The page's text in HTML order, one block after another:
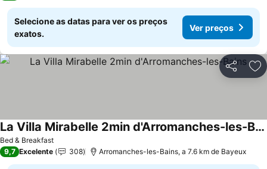
Selecione as datas para ver os preços
exatos.
Ver preços
Partilhar
Bed & Breakfast
La Villa Mirabelle 2min d'Arromanches-les-Bains
Ver preços
9,7 Excelente 308 Arromanches-les-Bains, a 7.6 km de Bayeux